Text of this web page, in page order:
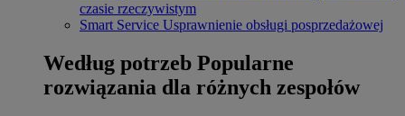
czasie rzeczywistym
Smart Service Usprawnienie obsługi posprzedażowej
Według potrzeb Popularne
rozwiązania dla różnych zespołów